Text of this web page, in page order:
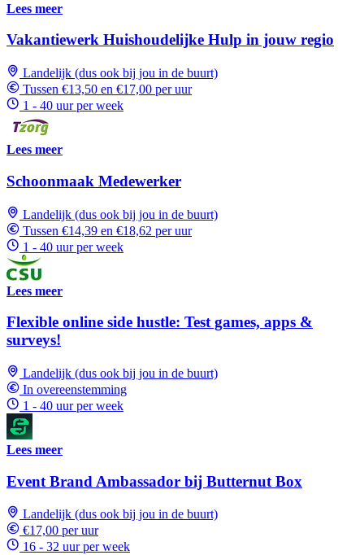
Lees meer
Vakantiewerk Huishoudelijke Hulp in jouw regio
Landelijk (dus ook bij jou in de buurt)
Tussen €13,50 en €17,00 per uur
1 - 40 uur per week
Lees meer
Schoonmaak Medewerker
Landelijk (dus ook bij jou in de buurt)
Tussen €14,39 en €18,62 per uur
1 - 40 uur per week
Lees meer
Flexible online side hustle: Test games, apps &
surveys!
Landelijk (dus ook bij jou in de buurt)
In overeenstemming
1 - 40 uur per week
Lees meer
Event Brand Ambassador bij Butternut Box
Landelijk (dus ook bij jou in de buurt)
€17,00 per uur
16 - 32 uur per week